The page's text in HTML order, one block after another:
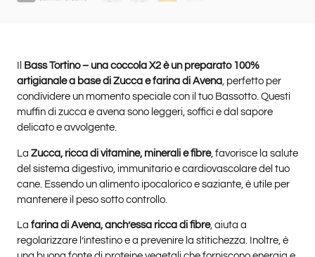
Bass Tortino – una coccola X2 è un preparato 100%
artigianale a base di Zucca e farina di Avena, perfetto per
condividere un momento speciale con il tuo Bassotto. Questi
muffin di zucca e avena sono leggeri, soffici e dal sapore
delicato e avvolgente.
La Zucca, ricca di vitamine, minerali e fibre, favorisce la salute
del sistema digestivo, immunitario e cardiovascolare del tuo
cane. Essendo un alimento ipocalorico e saziante, è utile per
mantenere il peso sotto controllo.
La farina di Avena, anch’essa ricca di fibre, aiuta a
regolarizzare l’intestino e a prevenire la stitichezza. Inoltre, è